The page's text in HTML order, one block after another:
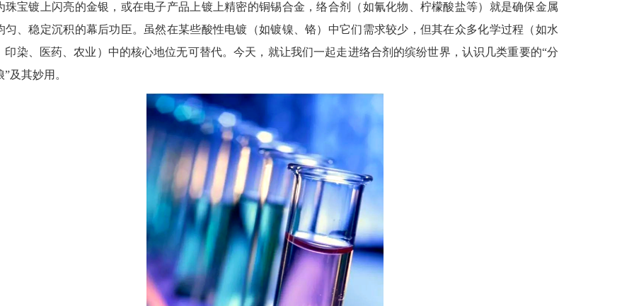
珠宝镀上闪亮的金银，或在电子产品上镀上精密的铜锡合金，络合剂（如氰化物、柠檬酸盐等）就是确保金属
匀、稳定沉积的幕后功臣。虽然在某些酸性电镀（如镀镍、铬）中它们需求较少，但其在众多化学过程（如水
印染、医药、农业）中的核心地位无可替代。今天，就让我们一起走进络合剂的缤纷世界，认识几类重要的“分
及其妙用。